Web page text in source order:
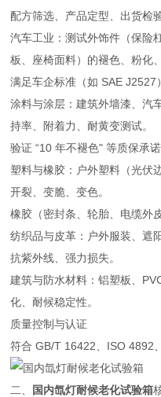
配方筛选、产品定型、出货检
汽车工业：测试外饰件（保险
板、座椅面料）的褪色、粉化
满足车企标准（如 SAE J2527
涂料与涂层：建筑外墙漆、汽
持率、附着力、耐黄变测试。
验证 “10 年不褪色" 等质保承诺
塑料与橡胶：户外塑料（光伏
开裂、变脆、变色。
橡胶（密封条、轮胎、电缆外
纺织品与皮革：户外服装、遮
抗紫外线、强力损失。
建筑与防水材料：铝塑板、
化、耐候稳定性。
质量控制与认证
符合 GB/T 16422、ISO 4892
二、 国内氙灯耐候老化试验箱